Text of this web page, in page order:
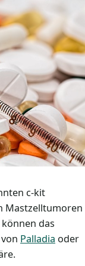
c-kit
Mastzelltumoren
das
Palladia oder